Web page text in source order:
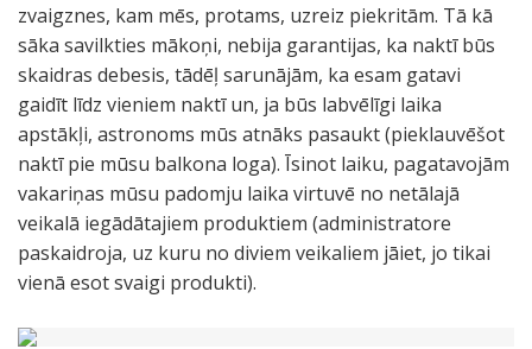
zvaigznes, kam mēs, protams, uzreiz piekritām. Tā kā
sāka savilkties mākoņi, nebija garantijas, ka naktī būs
skaidras debesis, tādēļ sarunājām, ka esam gatavi
gaidīt līdz vieniem naktī un, ja būs labvēlīgi laika
apstākļi, astronoms mūs atnāks pasaukt (pieklauvēšot
naktī pie mūsu balkona loga). Īsinot laiku, pagatavojām
vakariņas mūsu padomju laika virtuvē no netālajā
veikalā iegādātajiem produktiem (administratore
paskaidroja, uz kuru no diviem veikaliem jāiet, jo tikai
vienā esot svaigi produkti).